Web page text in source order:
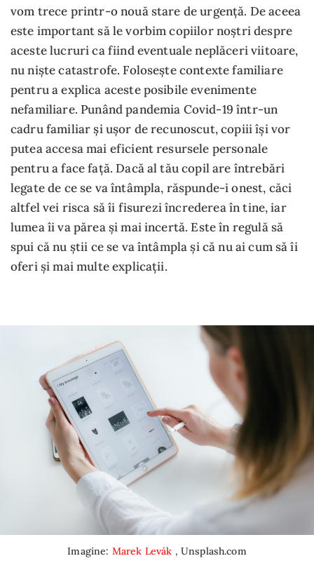
vom trece printr-o nouă stare de urgență. De aceea
este important să le vorbim copiilor noștri despre
aceste lucruri ca fiind eventuale neplăceri viitoare,
nu niște catastrofe. Folosește contexte familiare
pentru a explica aceste posibile evenimente
nefamiliare. Punând pandemia Covid-19 într-un
cadru familiar și ușor de recunoscut, copiii își vor
putea accesa mai eficient resursele personale
pentru a face față. Dacă al tău copil are întrebări
legate de ce se va întâmpla, răspunde-i onest, căci
altfel vei risca să îi fisurezi încrederea în tine, iar
lumea îi va părea și mai incertă. Este în regulă să
spui că nu știi ce se va întâmpla și că nu ai cum să îi
oferi și mai multe explicații.
Imagine: Marek Levák , Unsplash.com